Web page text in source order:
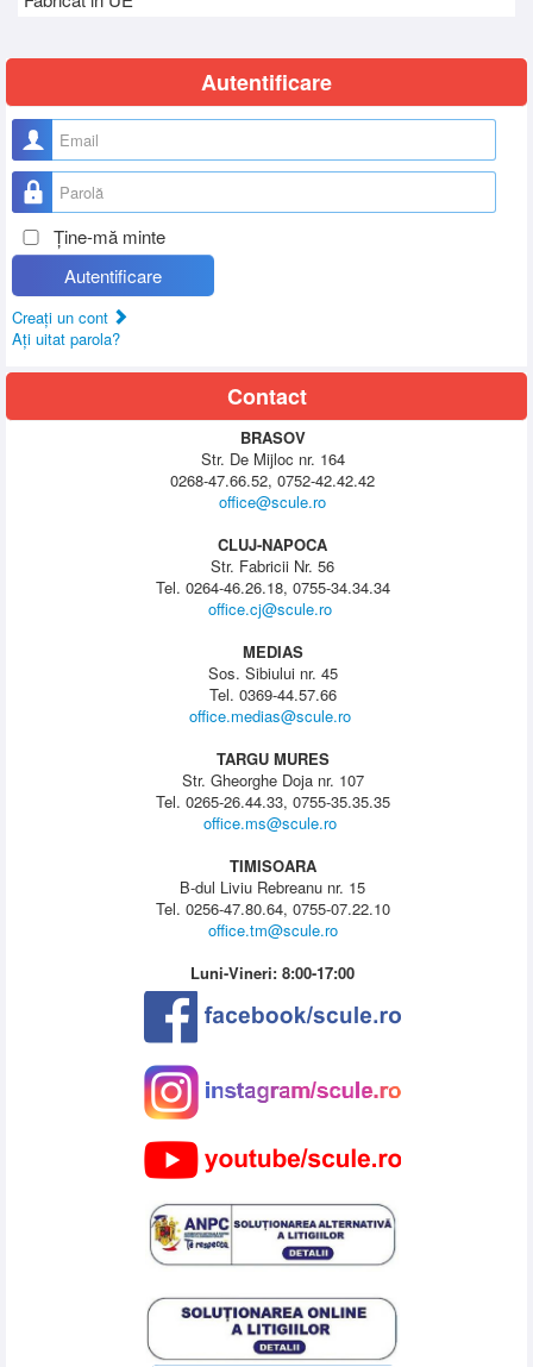
Autentificare
Nume utilizator
Parolă
Ţine-mă minte
Autentificare
Creaţi un cont
Aţi uitat parola?
Contact
BRASOV
Str. De Mijloc nr. 164
0268-47.66.52, 0752-42.42.42
office@scule.ro
CLUJ-NAPOCA
Str. Fabricii Nr. 56
Tel. 0264-46.26.18, 0755-34.34.34
office.cj@scule.ro
MEDIAS
Sos. Sibiului nr. 45
Tel. 0369-44.57.66
office.medias@scule.ro
TARGU MURES
Str. Gheorghe Doja nr. 107
Tel. 0265-26.44.33, 0755-35.35.35
office.ms@scule.ro
TIMISOARA
B-dul Liviu Rebreanu nr. 15
Tel. 0256-47.80.64, 0755-07.22.10
office.tm@scule.ro
Luni-Vineri: 8:00-17:00